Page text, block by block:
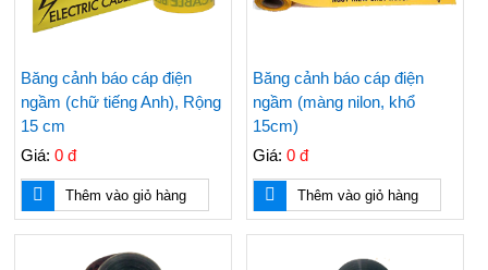
Băng cảnh báo cáp điện
ngầm (chữ tiếng Anh), Rộng
15 cm
Giá: 0 đ
Thêm vào giỏ hàng
Băng cảnh báo cáp điện
ngầm (màng nilon, khổ
15cm)
Giá: 0 đ
Thêm vào giỏ hàng